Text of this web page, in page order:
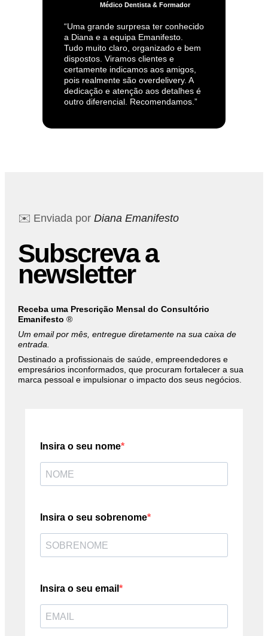
Médico Dentista & Formador
“Uma grande surpresa ter conhecido
a Diana e a equipa Emanifesto.
Tudo muito claro, organizado e bem
dispostos. Viramos clientes e
certamente indicamos aos amigos,
pois realmente são overdelivery. A
dedicação e atenção aos detalhes é
outro diferencial. Recomendamos.”
✉️ Enviada porDiana Emanifesto
Subscreva a
newsletter
Receba uma Prescrição Mensal do Consultório
Emanifesto®
Um email por mês, entregue diretamente na sua caixa de
entrada.
Destinado a profissionais de saúde, empreendedores e
empresários inconformados, que procuram fortalecer a sua
marca pessoal e impulsionar o impacto dos seus negócios.
Insira o seu nome
Insira o seu sobrenome
Insira o seu email